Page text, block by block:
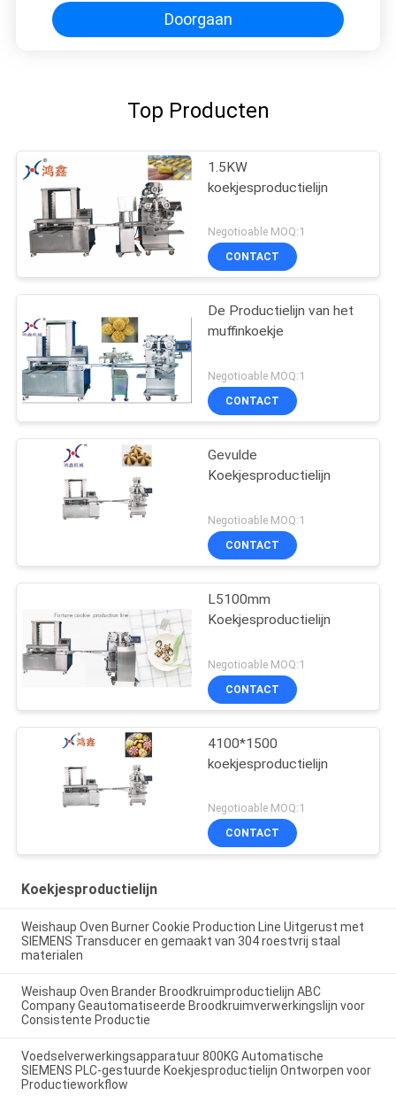
Doorgaan
Top Producten
1.5KW
koekjesproductielijn
Negotioable MOQ:1
CONTACT
De Productielijn van het
muffinkoekje
Negotioable MOQ:1
CONTACT
Gevulde
Koekjesproductielijn
Negotioable MOQ:1
CONTACT
L5100mm
Koekjesproductielijn
Negotioable MOQ:1
CONTACT
4100*1500
koekjesproductielijn
Negotioable MOQ:1
CONTACT
Koekjesproductielijn
Weishaup Oven Burner Cookie Production Line Uitgerust met
SIEMENS Transducer en gemaakt van 304 roestvrij staal
materialen
Weishaup Oven Brander Broodkruimproductielijn ABC
Company Geautomatiseerde Broodkruimverwerkingslijn voor
Consistente Productie
Voedselverwerkingsapparatuur 800KG Automatische
SIEMENS PLC-gestuurde Koekjesproductielijn Ontworpen voor
Productieworkflow